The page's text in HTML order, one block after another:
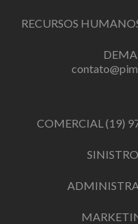
RECURSOS
COMERCIAL(19)